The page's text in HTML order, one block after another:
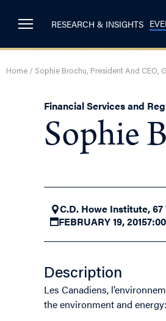
RESEARCH & INSIGHTS
Home / Sophie Brochu, President And CEO,
Financial Services and
Sophie
C.D. Howe Institute,
FEBRUARY 19, 2015
Description
Les Canadiens,
the environment and